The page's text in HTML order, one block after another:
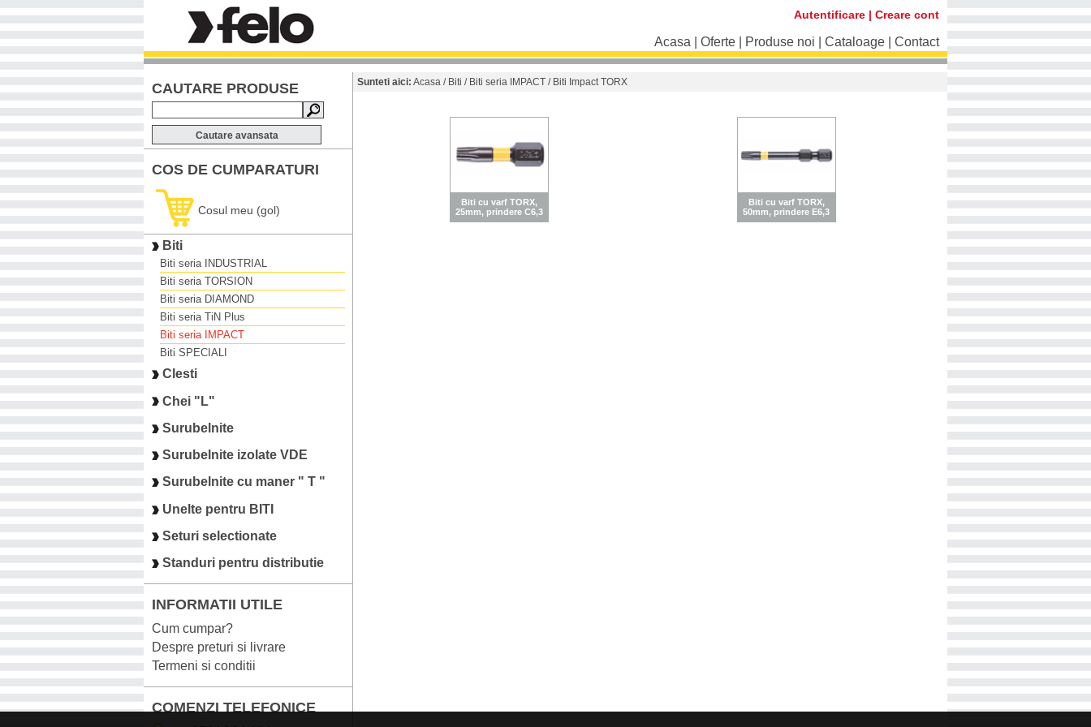
Autentificare | Creare cont
Acasa Oferte Produse noi Cataloage Contact
CAUTARE PRODUSE
Cautare avansata
COS DE CUMPARATURI
Cosul meu (gol)
Biti
Biti seria INDUSTRIAL
Biti seria TORSION
Biti seria DIAMOND
Biti seria TiN Plus
Biti seria IMPACT
Biti SPECIALI
Clesti
Chei "L"
Surubelnite
Surubelnite izolate VDE
Surubelnite cu maner " T "
Unelte pentru BITI
Seturi selectionate
Standuri pentru distributie
INFORMATII UTILE
Cum cumpar?
Despre preturi si livrare
Termeni si conditii
COMENZI TELEFONICE
Sunteti aici: Acasa / Biti / Biti seria IMPACT / Biti Impact TORX
Biti cu varf TORX,
25mm, prindere C6,3
Biti cu varf TORX,
50mm, prindere E6,3